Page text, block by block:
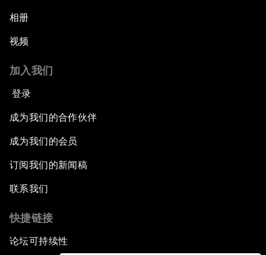
相册
视频
加入我们
登录
成为我们的合作伙伴
成为我们的会员
订阅我们的新闻稿
联系我们
快捷链接
论坛可持续性